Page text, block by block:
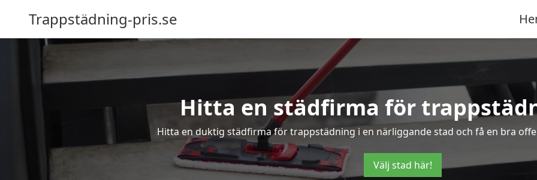
Trappstädning-pris.se
Hitta en städfirma för
Hitta en duktig städfirma för trappstädning i en närliggande stad och få en bra
Välj stad här!